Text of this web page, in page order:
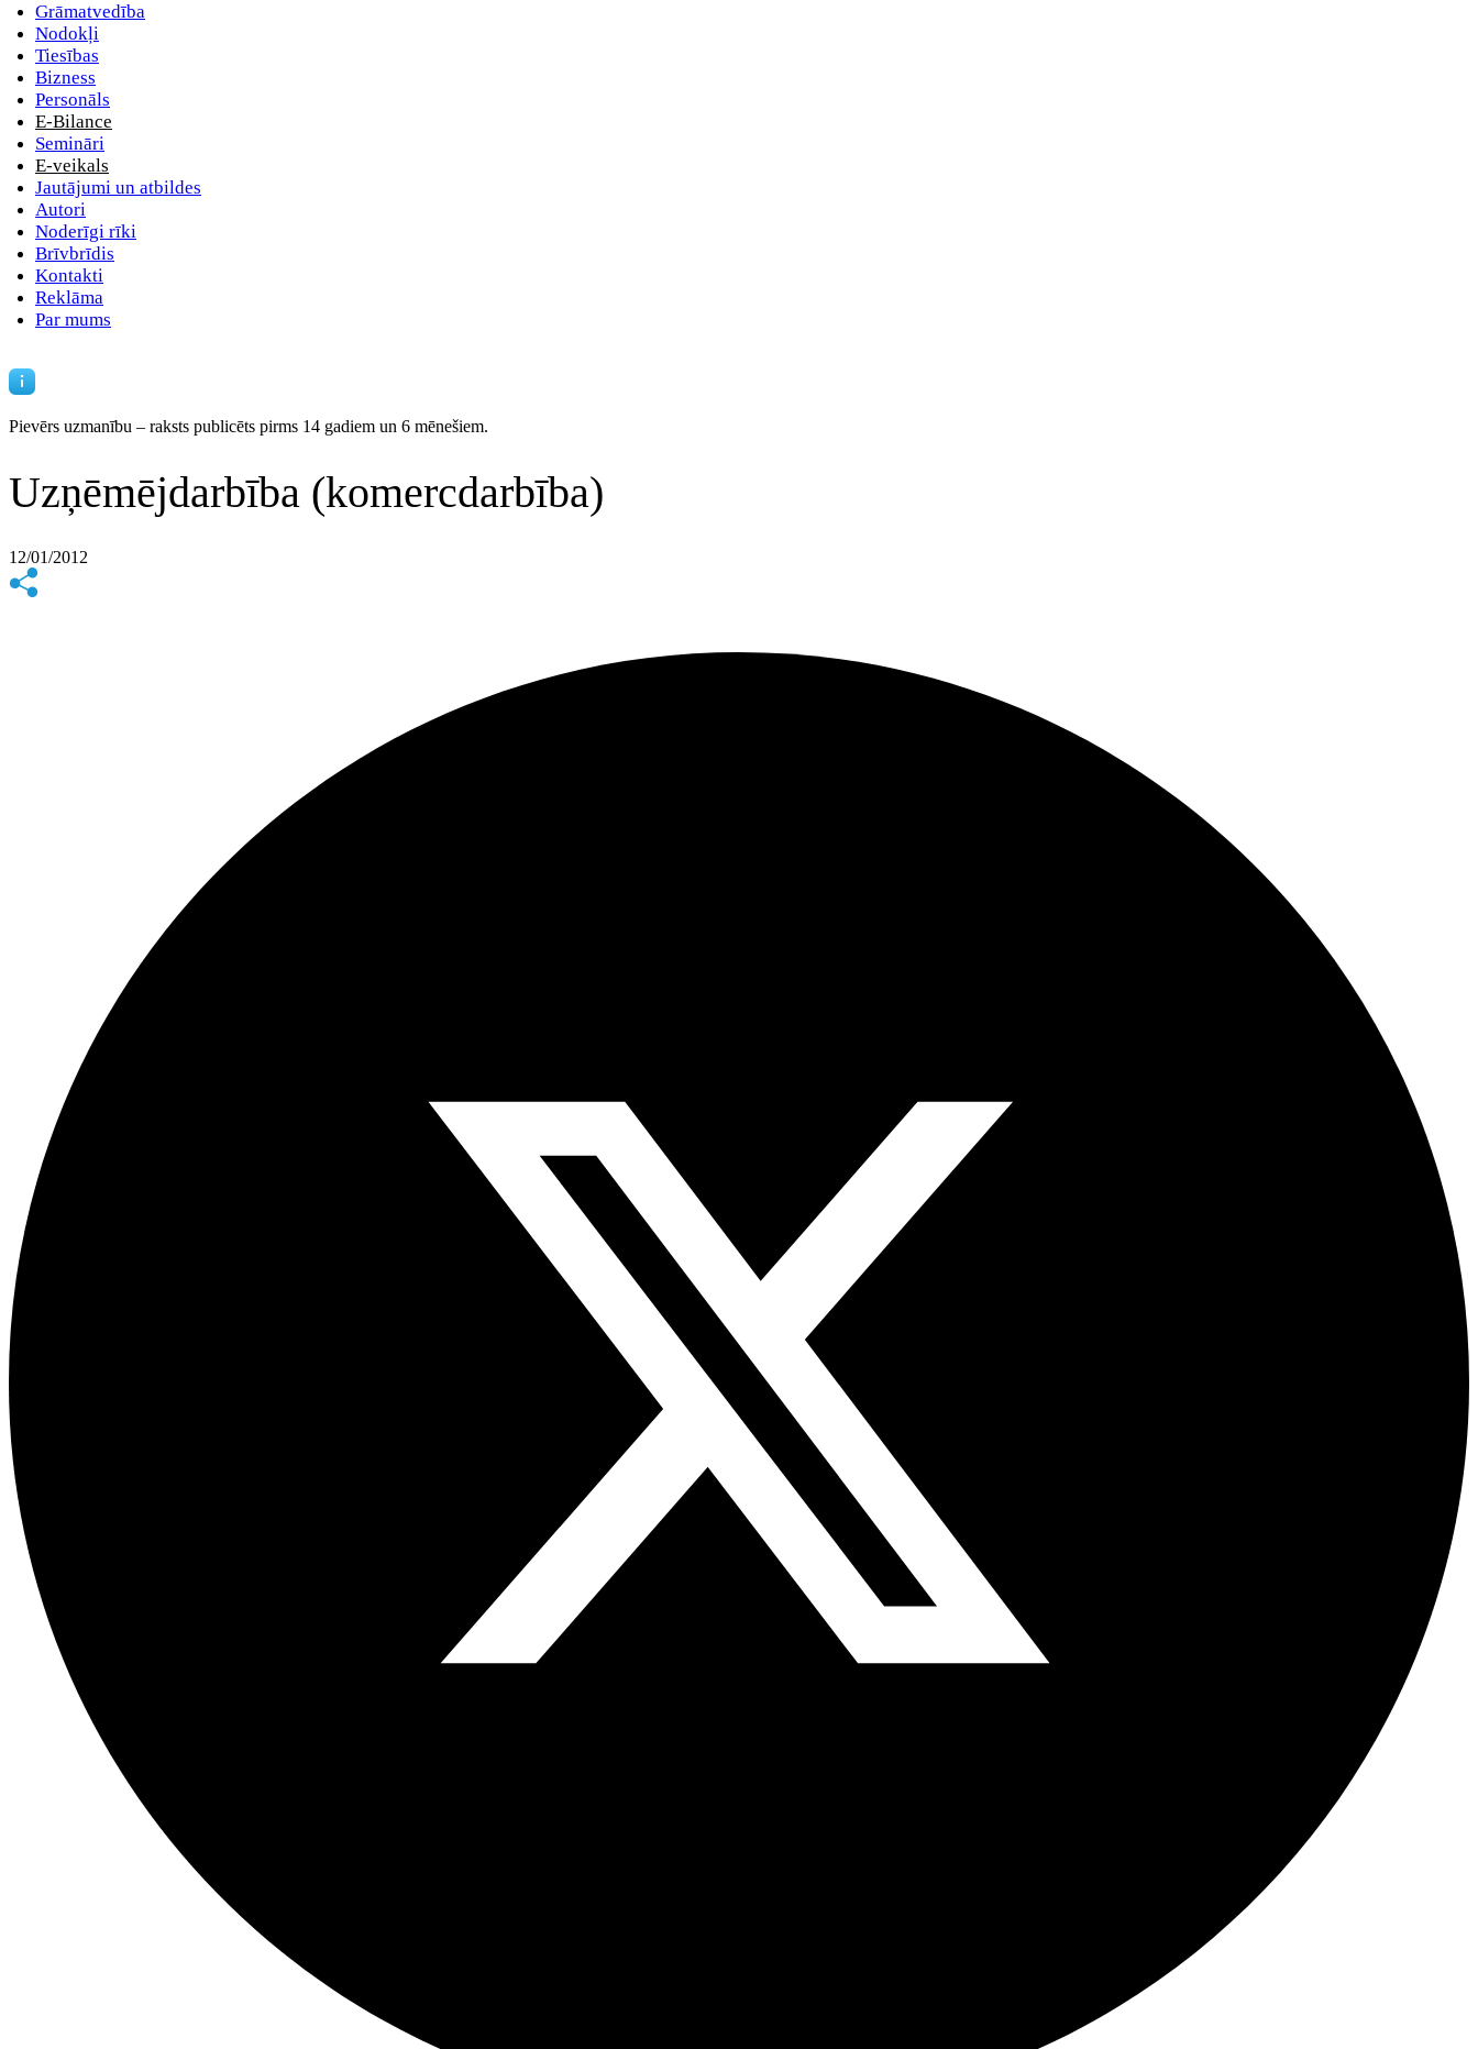
Grāmatvedība
Nodokļi
Tiesības
Bizness
Personāls
E-Bilance
Semināri
E-veikals
Jautājumi un atbildes
Autori
Noderīgi rīki
Brīvbrīdis
Kontakti
Reklāma
Par mums
Pievērs uzmanību – raksts publicēts pirms 14 gadiem un 6 mēnešiem.
Uzņēmējdarbība (komercdarbība)
12/01/2012